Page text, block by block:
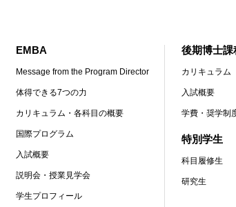
EMBA
Message from the Program Director
体得できる7つの力
カリキュラム・各科目の概要
国際プログラム
入試概要
説明会・授業見学会
学生プロフィール
後期博士課
カリキュラム
入試概要
学費・奨学制
特別学生
科目履修生
研究生